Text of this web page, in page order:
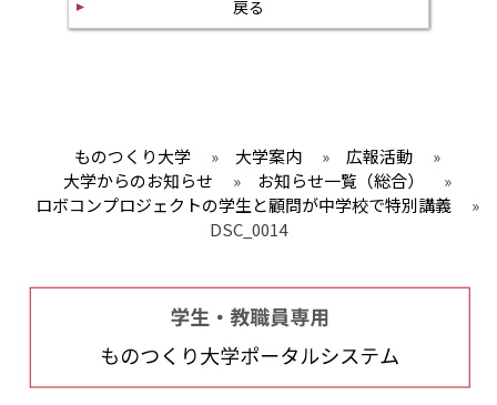
戻る
ものつくり大学 » 大学案内 » 広報活動
»
大学からのお知らせ
» お知らせ一覧（総合）
»
ロボコンプロジェクトの学生と顧問が中学校で特別講義
»
DSC_0014